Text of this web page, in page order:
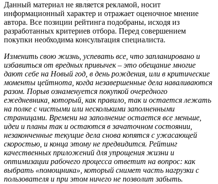
Данный материал не является рекламой, носит
информационный характер и отражает оценочное мнение
автора. Все позиции рейтинга подобраны, исходя из
разработанных критериев отбора. Перед совершением
покупки необходима консультация специалиста.
Изменить свою жизнь, успевать все, что запланировано и
избавиться от вредных привычек – это обещание многие
дают себе на Новый год, в день рождения, или в критические
моменты цейтнота, когда незавершенные дела наваливаются
разом. Порыв ознаменуется покупкой очередного
ежедневника, который, как правило, так и остается лежать
на полке с чистыми или несколькими заполненными
страницами. Времени на заполнение остается все меньше,
идеи и планы так и остаются в зачаточном состоянии,
незаконченные текущие дела снова копятся с ужасающей
скоростью, и конца этому не предвидится. Рейтинг
качественных приложений для упрощения жизни и
оптимизации рабочего процесса ответит на вопрос: как
выбрать «помощника», который снимет часть нагрузки с
пользователя и при этом ничего не позволит забыть.